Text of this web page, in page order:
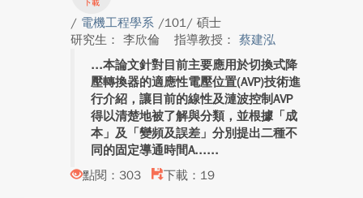
/ 電機工程學系 /101/ 碩士
研究生： 李欣倫
指導教授： 蔡建泓
本論文針對目前主要應用於切換式降
壓轉換器的適應性電壓位置(AVP)技術進
行介紹，讓目前的線性及漣波控制AVP
得以清楚地被了解與分類，並根據「成
本」及「變頻及誤差」分別提出二種不
同的固定導通時間A...
點閱：303
下載：19